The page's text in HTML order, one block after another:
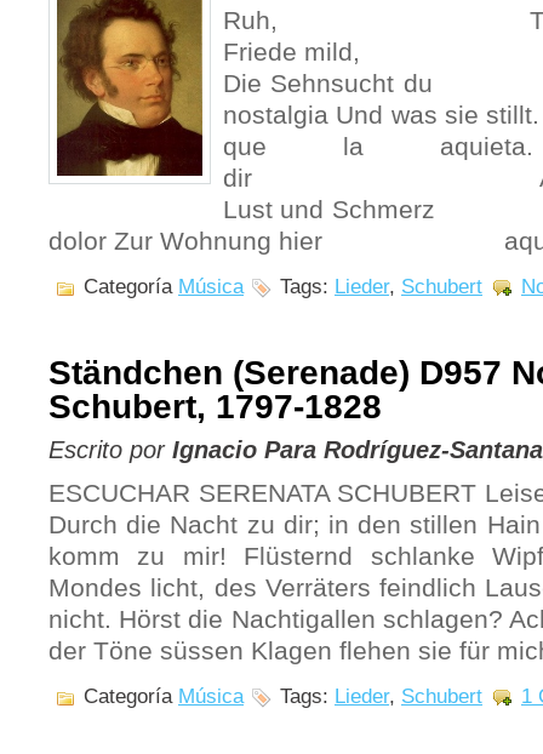
Ruh, Tú eres
Friede mild, la
Die Sehnsucht
nostalgia Und
que la
dir A ti me
Lust und Schmerz
dolor Zur Wohnung hier
Categoría Música Tags: Lieder, Schubert
Ständchen (Serenade) D957
Schubert, 1797-1828
Escrito por Ignacio Para Rodríguez-Santana
ESCUCHAR SERENATA SCHUBERT
Durch die Nacht zu dir; in den stillen
komm zu mir! Flüsternd schlanke
Mondes licht, des Verräters feindlich
nicht. Hörst die Nachtigallen schlagen?
der Töne süssen Klagen flehen sie für
Categoría Música Tags: Lieder, Schubert 1